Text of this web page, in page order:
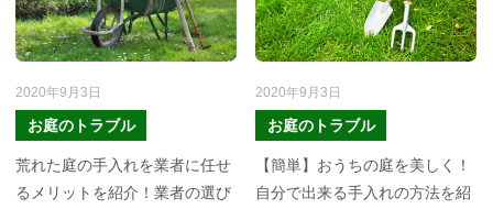
2020年9月3日
お庭のトラブル
荒れた庭の手入れを業者に任せ
るメリットを紹介！業者の選び
2020年9月3日
お庭のトラブル
【簡単】おうちの庭を美しく！
自分で出来る手入れの方法を紹